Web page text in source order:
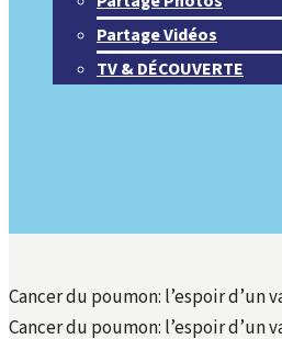
Partage Vidéos
TV & DÉCOUVERTE
Cancer du poumon: l’espoir
Cancer du poumon: l’espoir d’un